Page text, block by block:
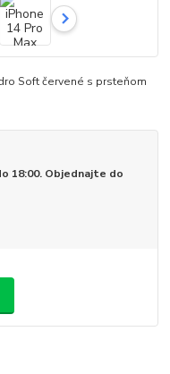
Soft červené s prsteňom
18:00. Objednajte do